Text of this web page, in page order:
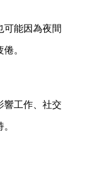
可能因為夜間
。
響工作、社交